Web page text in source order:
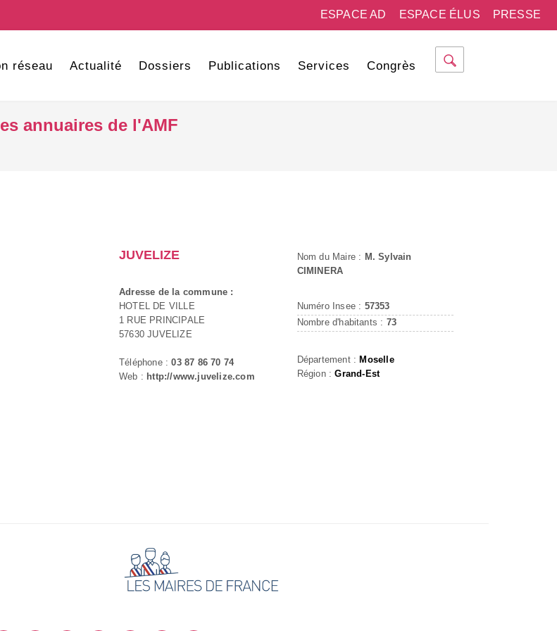
PRESSE
ESPACE ÉLUS
ESPACE AD
réseau Actualité Dossiers Publications Services Congrès
annuaires de l'AMF
JUVELIZE
Adresse de la commune :
HOTEL DE VILLE
1 RUE PRINCIPALE
57630 JUVELIZE
Téléphone :03 87 86 70 74
Web : http://www.juvelize.com
Nom du Maire : M. Sylvain
CIMINERA
Numéro Insee : 57353
Nombre d'habitants : 73
Département : Moselle
Région :Grand-Est